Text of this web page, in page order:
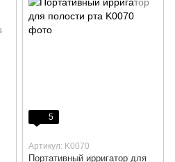
5
Артикул: K0070
Портативный ирригатор для